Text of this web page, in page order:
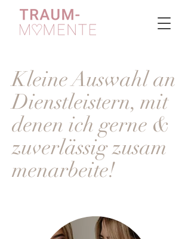
Kleine Auswahl an
Dienstleistern, mit
denen ich gerne &
zuverlässigzusam
menarbeite!